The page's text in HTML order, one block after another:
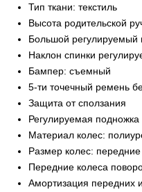
Тип ткани: текстиль
Высота родительской
Большой
Наклон спинки
Бампер: съемный
5-ти точечный ремень
Защита от сползания
Регулируемая подножка
Материал колес:
Размер колес:
Передние колеса
Амортизация передних